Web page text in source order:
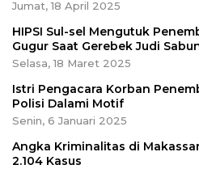
Jumat, 18 April 2025
HIPSI Sul-sel Mengutuk
Gugur Saat Gerebek Judi
Selasa, 18 Maret 2025
Istri Pengacara Korban
Polisi Dalami Motif
Senin, 6 Januari 2025
Angka Kriminalitas di
2.104 Kasus